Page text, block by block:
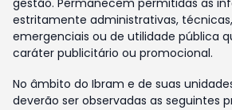
gestão. Permanecem permitidas as
estritamente administrativas,
emergenciais ou de utilidade pública
caráter publicitário ou promocional.
No âmbito do Ibram e de suas
deverão ser observadas as seguintes